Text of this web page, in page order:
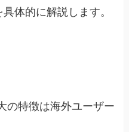
体的に解説します。
の特徴は海外ユーザー